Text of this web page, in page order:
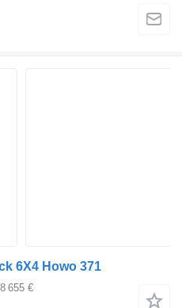
6X4 Howo 371
655 €